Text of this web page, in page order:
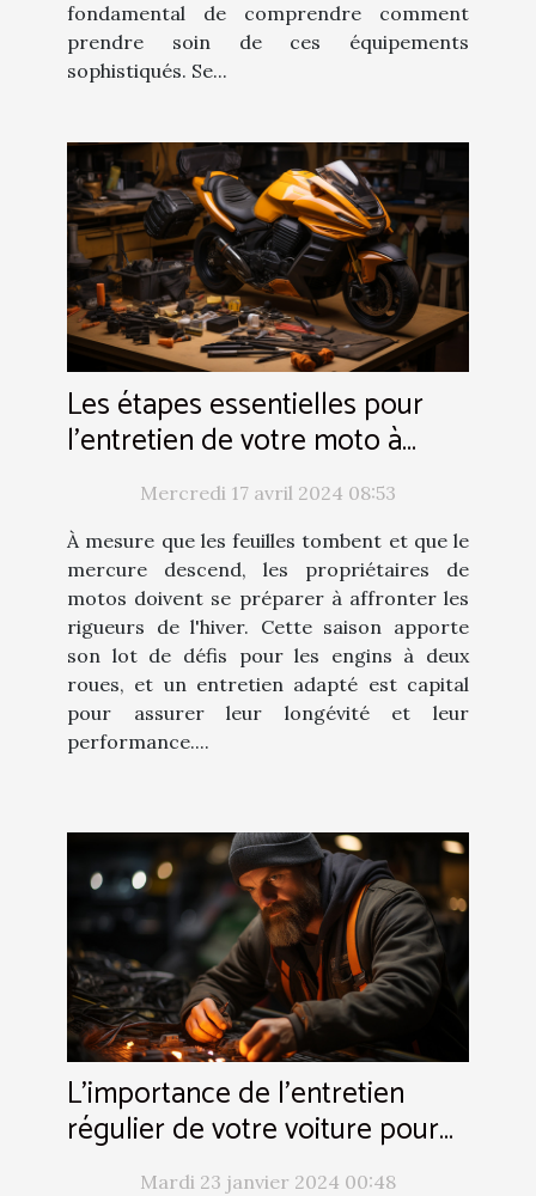
fondamental de comprendre comment
prendre soin de ces équipements
sophistiqués. Se...
Les étapes essentielles pour
l'entretien de votre moto à
l'approche de l'hiver
Mercredi 17 avril 2024 08:53
À mesure que les feuilles tombent et que le
mercure descend, les propriétaires de
motos doivent se préparer à affronter les
rigueurs de l'hiver. Cette saison apporte
son lot de défis pour les engins à deux
roues, et un entretien adapté est capital
pour assurer leur longévité et leur
performance....
L'importance de l'entretien
régulier de votre voiture pour
éviter les sinistres
Mardi 23 janvier 2024 00:48